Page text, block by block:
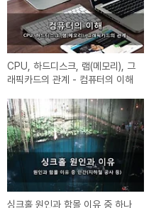
CPU, 하드디스크, 램(메모리), 그
래픽카드의 관계 - 컴퓨터의 이해
싱크홀 원인과 함몰 이유 중 하나